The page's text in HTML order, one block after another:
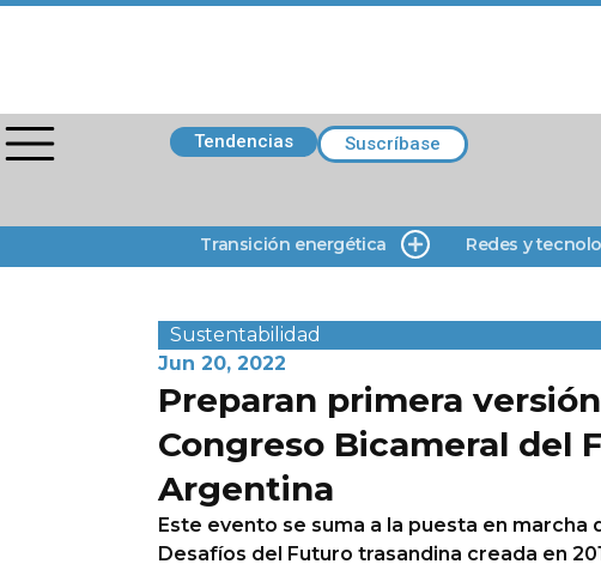
Tendencias Suscríbase
Transición energética Redes y
Sustentabilidad
Jun 20, 2022
Preparan primera
Congreso Bicameral del
Argentina
Este evento se suma a la puesta en marcha
Desafíos del Futuro trasandina creada en